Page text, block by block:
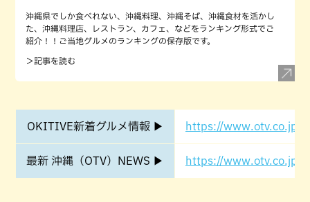
沖縄県でしか食べれない、沖縄料理、沖縄そば、沖縄食材を活かし
た、沖縄料理店、レストラン、カフェ、などをランキング形式でご
紹介！！ご当地グルメのランキングの保存版です。
＞記事を読む
OKITIVE新着グルメ情報 ▶ https://www.otv.co.jp/
最新 沖縄（OTV）NEWS ▶ https://www.otv.co.jp/